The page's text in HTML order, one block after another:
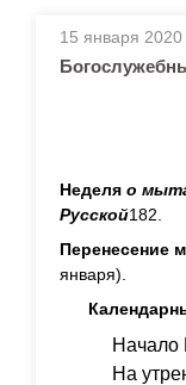
15 января 2020
Неделя о
Русской182.
Перенесение
января).
Начало
На